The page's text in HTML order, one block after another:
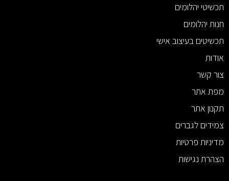
תכשיטי יהלומים
חנות יהלומים
תכשיטים בעיצוב אישי
אודות
צור קשר
מפת אתר
תקנון אתר
צמידים לגברים
מדיניות פרטיות
הצהרת נגישות